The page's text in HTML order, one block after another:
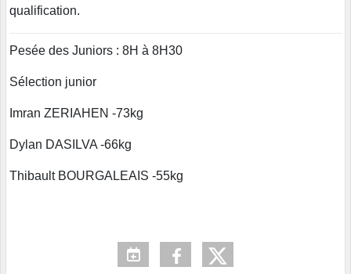
qualification.
Pesée des Juniors : 8H à 8H30
Sélection junior
Imran ZERIAHEN -73kg
Dylan DASILVA -66kg
Thibault BOURGALEAIS -55kg